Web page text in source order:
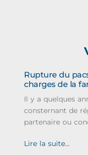
Rupture du
charges de la
Il y a quelques
consternant de
partenaire ou
Lire la suite...